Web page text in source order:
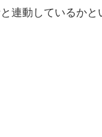
連動しているか